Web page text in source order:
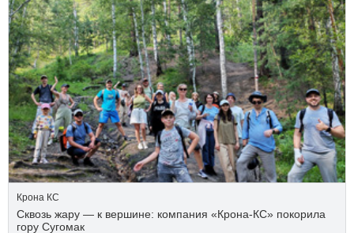
Крона КС
Сквозь жару — к вершине: компания «Крона‑КС» покорила
гору Сугомак